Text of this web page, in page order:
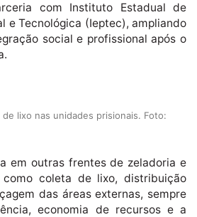
com Instituto Estadual de
e Tecnológica (Ieptec), ampliando
social e profissional após o
lixo nas unidades prisionais. Foto:
em outras frentes de zeladoria e
como coleta de lixo, distribuição
das áreas externas, sempre
economia de recursos e a